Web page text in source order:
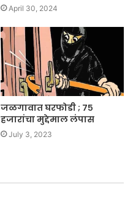
April 30, 2024
जळगावात घरफोडी ; ७५
हजारांचा मुद्देमाल लंपास
July 3, 2023